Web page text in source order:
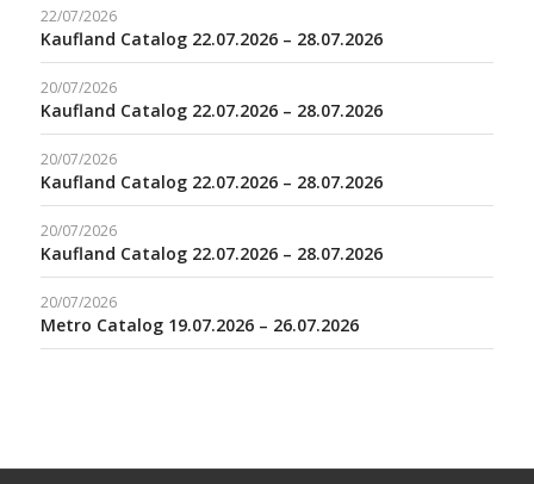
22/07/2026
Kaufland Catalog 22.07.2026 – 28.07.2026
20/07/2026
Kaufland Catalog 22.07.2026 – 28.07.2026
20/07/2026
Kaufland Catalog 22.07.2026 – 28.07.2026
20/07/2026
Kaufland Catalog 22.07.2026 – 28.07.2026
20/07/2026
Metro Catalog 19.07.2026 – 26.07.2026